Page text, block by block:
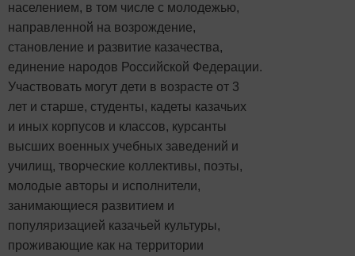
населением, в том числе с молодежью,
направленной на возрождение,
становление и развитие казачества,
единение народов Российской Федерации.
Участвовать могут дети в возрасте от 3
лет и старше, студенты, кадеты казачьих
и иных корпусов и классов, курсанты
высших военных учебных заведений и
училищ, творческие коллективы, поэты,
молодые авторы и исполнители,
занимающиеся развитием и
популяризацией казачьей культуры,
проживающие как на территории